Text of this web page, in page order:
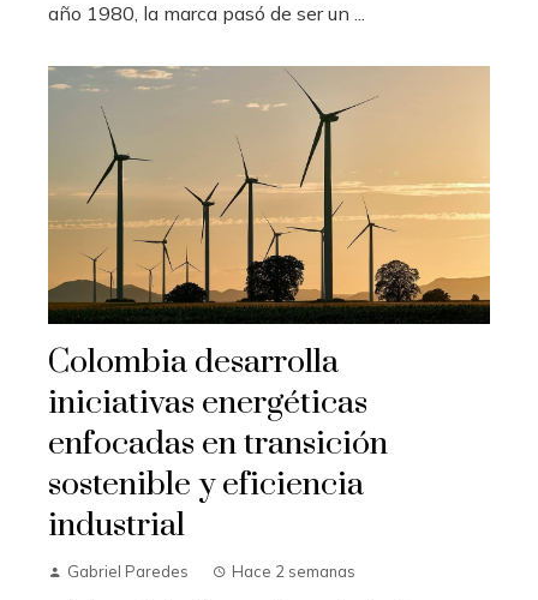
año 1980, la marca pasó de ser un ...
Colombia desarrolla
iniciativas energéticas
enfocadas en transición
sostenible y eficiencia
industrial
Gabriel Paredes Hace 2 semanas